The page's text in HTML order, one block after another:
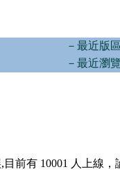
－最近版
－最近瀏
目前有 10001 人上線